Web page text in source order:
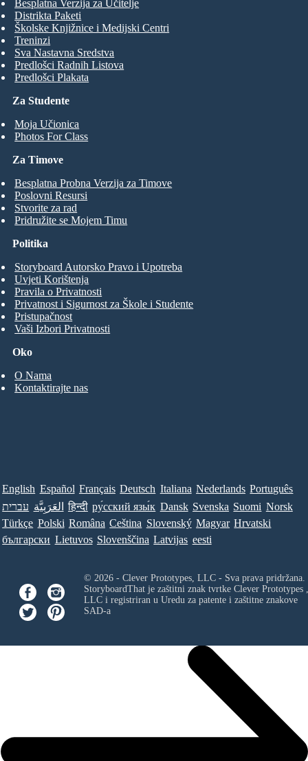
Za Studente
Moja Učionica
Photos For Class
Besplatna Verzija za Učitelje
Distrikta Paketi
Školske Knjižnice i Medijski Centri
Treninzi
Sva Nastavna Sredstva
Predlošci Radnih Listova
Predlošci Plakata
Za Timove
Besplatna Probna Verzija za Timove
Poslovni Resursi
Stvorite za rad
Pridružite se Mojem Timu
Oko
O Nama
Kontaktirajte nas
Politika
Storyboard Autorsko Pravo i Upotreba
Uvjeti Korištenja
Pravila o Privatnosti
Privatnost i Sigurnost za Škole i Studente
Pristupačnost
Vaši Izbori Privatnosti
English Español Français Deutsch Italiana Nederlands Português
עברית العَرَبِيَّة हिन्दी ру́сский язы́к Dansk Svenska Suomi Norsk
Türkçe Polski Româna Ceština Slovenský Magyar Hrvatski
български Lietuvos Slovenščina Latvijas eesti
© 2026 - Clever Prototypes, LLC - Sva prava pridržana.
StoryboardThat je zaštitni znak tvrtke Clever Prototypes ,
LLCi registriran u Uredu za patente i zaštitne znakove
SAD-a